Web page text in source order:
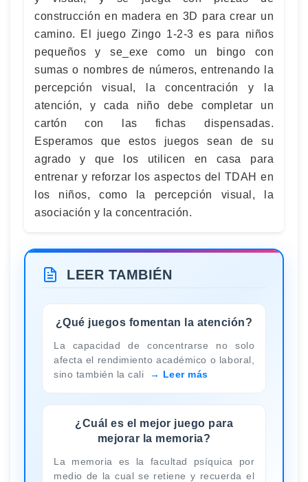
construcción en madera en 3D para crear un
camino. El juego Zingo 1-2-3 es para niños
pequeños y se_exe como un bingo con
sumas o nombres de números, entrenando la
percepción visual, la concentración y la
atención, y cada niño debe completar un
cartón con las fichas dispensadas.
Esperamos que estos juegos sean de su
agrado y que los utilicen en casa para
entrenar y reforzar los aspectos del TDAH en
los niños, como la percepción visual, la
asociación y la concentración.
LEER TAMBIÉN
¿Qué juegos fomentan la atención?
La capacidad de concentrarse no solo
afecta el rendimiento académico o laboral,
sino también la cali
Leer más
¿Cuál es el mejor juego para
mejorar la memoria?
La memoria es la facultad psíquica por
medio de la cual se retiene y recuerda el